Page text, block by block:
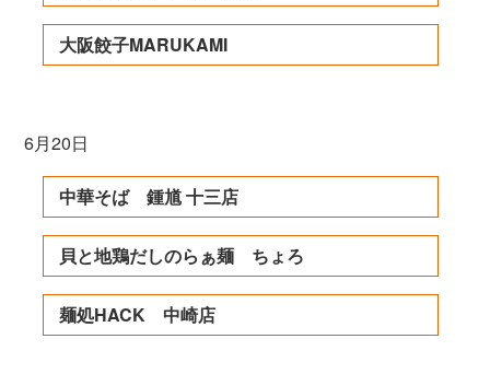
大阪餃子MARUKAMI
6月20日
中華そば 鍾馗 十三店
貝と地鶏だしのらぁ麺 ちょろ
麺処HACK 中崎店